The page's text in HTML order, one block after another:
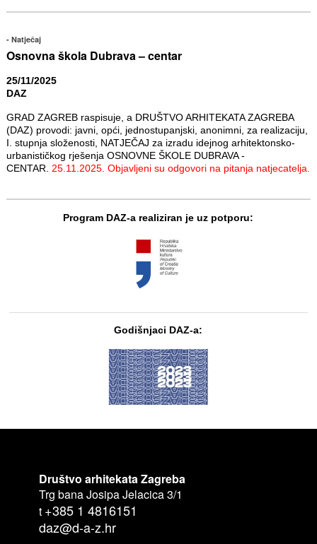
Natječaj
Osnovna škola Dubrava – centar
25/11/2025
DAZ
GRAD ZAGREB raspisuje, a DRUŠTVO ARHITEKATA ZAGREBA
(DAZ) provodi: javni, opći, jednostupanjski, anonimni, za realizaciju,
I. stupnja složenosti, NATJEČAJ za izradu idejnog arhitektonsko-
urbanističkog rješenja OSNOVNE ŠKOLE DUBRAVA -
CENTAR. 25.11.2025. Objavljeni su odgovori na pitanja natjecatelja.
Program DAZ-a realiziran je uz potporu:
Godišnjaci DAZ-a:
Društvo arhitekata Zagreba
Trg bana Josipa Jelacica 3/1
t +385 1 4816151
daz@d-a-z.hr